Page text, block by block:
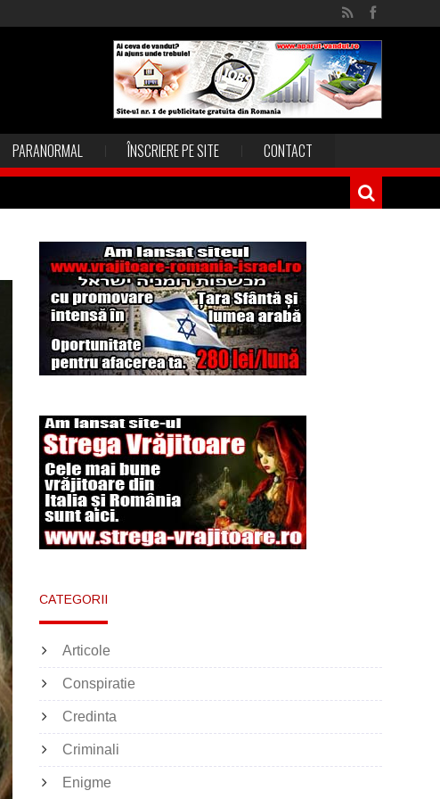
PARANORMAL ÎNSCRIERE PE SITE CONTACT
CATEGORII
Articole
Conspiratie
Credinta
Criminali
Enigme